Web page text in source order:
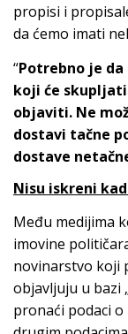
propisi i
da ćemo imati
“Potrebno je
koji će
objaviti. Ne
dostavi tačne
dostave
Nisu iskreni
Među medijima
imovine
novinarstvo koji
objavljuju u bazi
pronaći podaci